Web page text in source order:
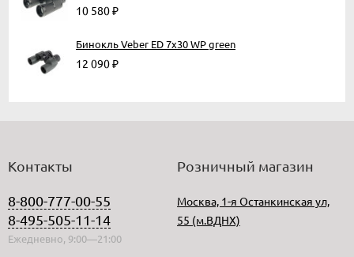
10 580₽
Бинокль Veber ED 7x30 WP green
12 090₽
Контакты
8-800-777-00-55
8-495-505-11-14
Ежедневно, 9:00—21:00
Розничный магазин
Москва, 1-я Останкинская ул,
55 (м.ВДНХ)